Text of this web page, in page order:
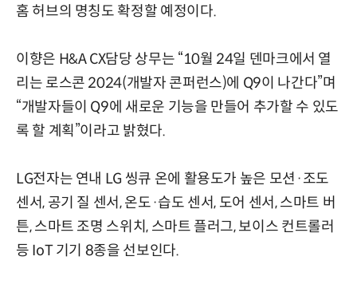
홈 허브의 명칭도 확정할 예정이다.
이향은 H&A CX담당 상무는 “10월 24일 덴마크에서 열
리는 로스콘 2024(개발자 콘퍼런스)에 Q9이 나간다”며
“개발자들이 Q9에 새로운 기능을 만들어 추가할 수 있도
록 할 계획”이라고 밝혔다.
LG전자는 연내 LG 씽큐 온에 활용도가 높은 모션·조도
센서, 공기 질 센서, 온도·습도 센서, 도어 센서, 스마트 버
튼, 스마트 조명 스위치, 스마트 플러그, 보이스 컨트롤러
등 IoT 기기 8종을 선보인다.